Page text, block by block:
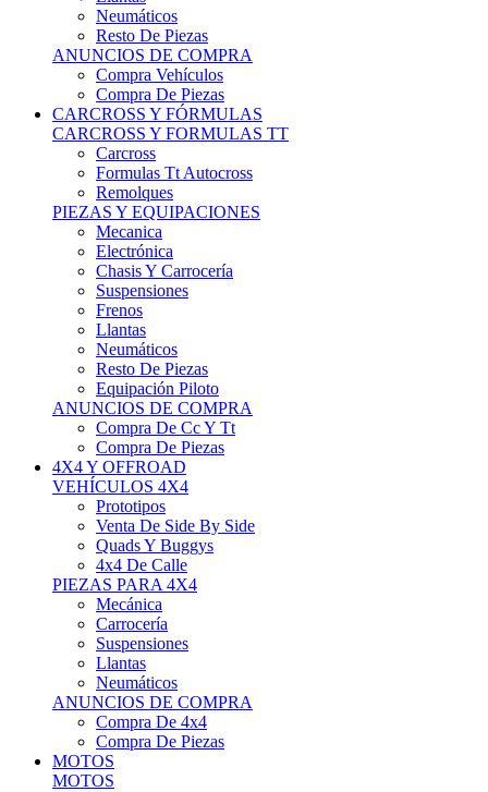
Resto De Piezas
ANUNCIOS DE COMPRA
Compra Vehículos
Compra De Piezas
CARCROSS Y FÓRMULAS
CARCROSS Y FORMULAS TT
Carcross
Formulas Tt Autocross
Remolques
PIEZAS Y EQUIPACIONES
Mecanica
Electrónica
Chasis Y Carrocería
Suspensiones
Frenos
Llantas
Neumáticos
Resto De Piezas
Equipación Piloto
ANUNCIOS DE COMPRA
Compra De Cc Y Tt
Compra De Piezas
4X4 Y OFFROAD
VEHÍCULOS 4X4
Prototipos
Venta De Side By Side
Quads Y Buggys
4x4 De Calle
PIEZAS PARA 4X4
Mecánica
Carrocería
Suspensiones
Llantas
Neumáticos
ANUNCIOS DE COMPRA
Compra De 4x4
Compra De Piezas
MOTOS
MOTOS
Motos De Circuito